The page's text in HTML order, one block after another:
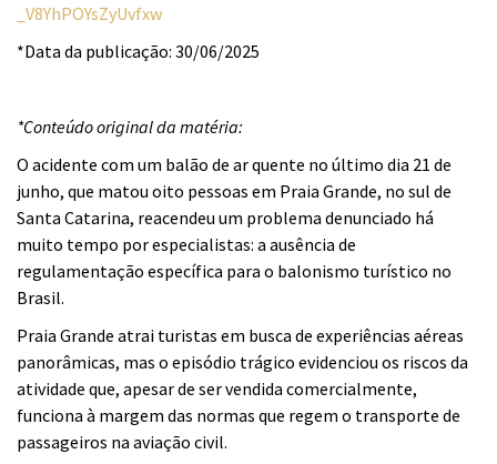
_V8YhPOYsZyUvfxw
*Data da publicação: 30/06/2025
*Conteúdo original da matéria:
O acidente com um balão de ar quente no último dia 21 de
junho, que matou oito pessoas em Praia Grande, no sul de
Santa Catarina, reacendeu um problema denunciado há
muito tempo por especialistas: a ausência de
regulamentação específica para o balonismo turístico no
Brasil.
Praia Grande atrai turistas em busca de experiências aéreas
panorâmicas, mas o episódio trágico evidenciou os riscos da
atividade que, apesar de ser vendida comercialmente,
funciona à margem das normas que regem o transporte de
passageiros na aviação civil.